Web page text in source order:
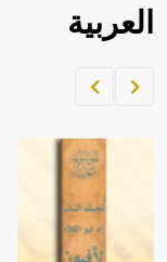
العربية